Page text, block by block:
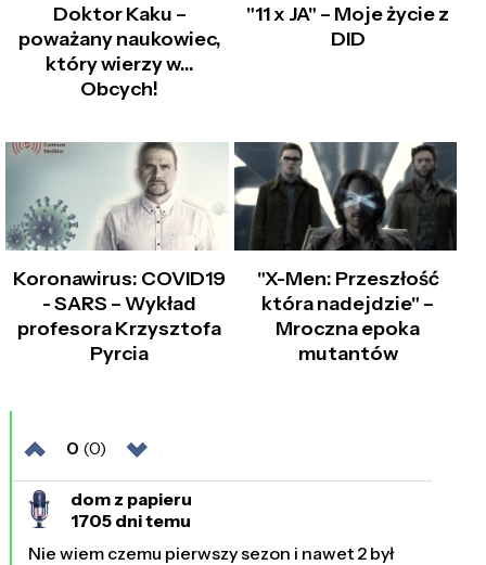
Doktor Kaku –
poważany naukowiec,
który wierzy w...
Obcych!
"11 x JA" – Moje życie z
DID
Koronawirus: COVID19
- SARS – Wykład
profesora Krzysztofa
Pyrcia
"X-Men: Przeszłość
która nadejdzie" –
Mroczna epoka
mutantów
0 (0)
dom z papieru
1705 dni temu
Nie wiem czemu pierwszy sezon i nawet 2 był